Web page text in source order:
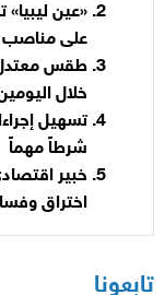
«عين
على مناصب
طقس معتدل
خلال
تسهيل
شرطاً مهماً
خبير
اختراق
تابعونا